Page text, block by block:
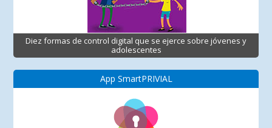
Diez formas de control digital que se ejerce sobre jóvenes y
adolescentes
App SmartPRIVIAL